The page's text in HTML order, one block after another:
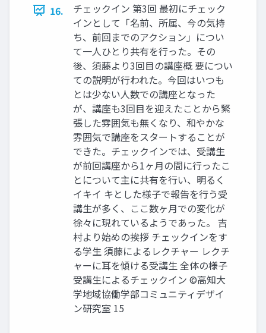
16.
チェックイン 第3回 最初にチェック
インとして「名前、所属、今の気持
ち、前回までのアクション」につい
て一人ひとり共有を行った。その
後、須藤より3回目の講座概 要につい
ての説明が行われた。今回はいつも
とは少ない人数での講座となった
が、講座も3回目を迎えたことから緊
張した雰囲気も無くなり、和やかな
雰囲気で講座をスタートすることが
できた。チェックインでは、受講生
が前回講座から1ヶ月の間に行ったこ
とについて主に共有を行い、明るく
イキイ キとした様子で報告を行う受
講生が多く、ここ数ヶ月での変化が
徐々に現れているようであった。 吉
村より始めの挨拶 チェックインをす
る学生 須藤によるレクチャー レクチ
ャーに耳を傾ける受講生 全体の様子
受講生によるチェックイン ©高知大
学地域協働学部コミュニティデザイ
ン研究室 15